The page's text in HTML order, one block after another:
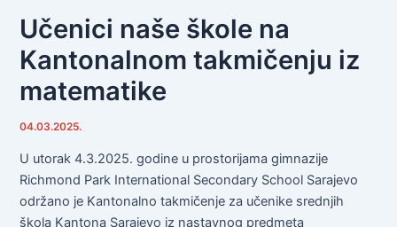
Učenici naše škole na
Kantonalnom takmičenju iz
matematike
04.03.2025.
U utorak 4.3.2025. godine u prostorijama gimnazije
Richmond Park International Secondary School Sarajevo
održano je Kantonalno takmičenje za učenike srednjih
škola Kantona Sarajevo iz nastavnog predmeta